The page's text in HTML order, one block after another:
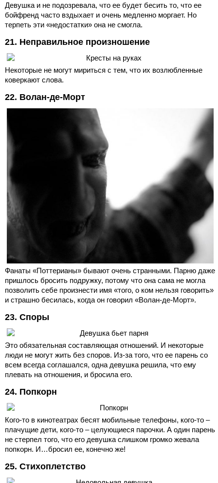
Девушка и не подозревала, что ее будет бесить то, что ее
бойфренд часто вздыхает и очень медленно моргает. Но
терпеть эти «недостатки» она не смогла.
21. Неправильное произношение
Некоторые не могут мириться с тем, что их возлюбленные
коверкают слова.
22. Волан-де-Морт
Фанаты «Поттерианы» бывают очень странными. Парню даже
пришлось бросить подружку, потому что она сама не могла
позволить себе произнести имя «того, о ком нельзя говорить»
и страшно бесилась, когда он говорил «Волан-де-Морт».
23. Споры
Это обязательная составляющая отношений. И некоторые
люди не могут жить без споров. Из-за того, что ее парень со
всем всегда соглашался, одна девушка решила, что ему
плевать на отношения, и бросила его.
24. Попкорн
Кого-то в кинотеатрах бесят мобильные телефоны, кого-то –
плачущие дети, кого-то – целующиеся парочки. А один парень
не стерпел того, что его девушка слишком громко жевала
попкорн. И…бросил ее, конечно же!
25. Стихоплетство